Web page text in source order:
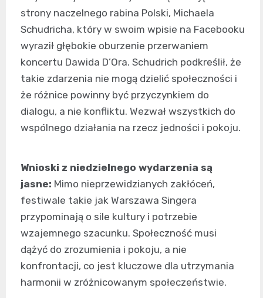
strony naczelnego rabina Polski, Michaela
Schudricha, który w swoim wpisie na Facebooku
wyraził głębokie oburzenie przerwaniem
koncertu Dawida D’Ora. Schudrich podkreślił, że
takie zdarzenia nie mogą dzielić społeczności i
że różnice powinny być przyczynkiem do
dialogu, a nie konfliktu. Wezwał wszystkich do
wspólnego działania na rzecz jedności i pokoju.
Wnioski z niedzielnego wydarzenia są
jasne: Mimo nieprzewidzianych zakłóceń,
festiwale takie jak Warszawa Singera
przypominają o sile kultury i potrzebie
wzajemnego szacunku. Społeczność musi
dążyć do zrozumienia i pokoju, a nie
konfrontacji, co jest kluczowe dla utrzymania
harmonii w zróżnicowanym społeczeństwie.